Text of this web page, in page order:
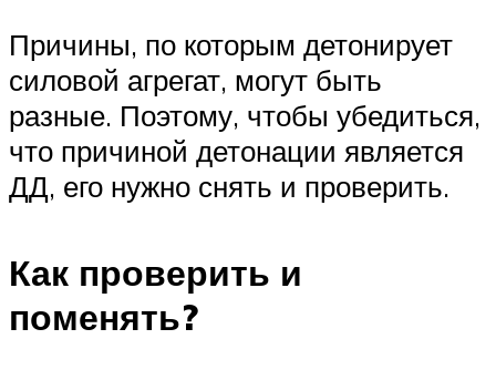
Причины, по которым детонирует
силовой агрегат, могут быть
разные. Поэтому, чтобы убедиться,
что причиной детонации является
ДД, его нужно снять и проверить.
Как проверить и
поменять?